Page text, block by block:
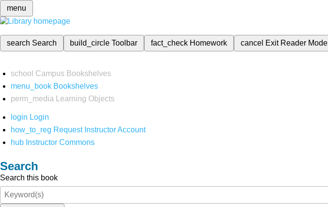
menu
search Search build_circleToolbar fact_check Homework cancel Exit Reader Mode
school Campus Bookshelves
menu_book Bookshelves
perm_media
Learning Objects
login Login
how_to_reg Request Instructor Account
hub Instructor Commons
Search
Search this book